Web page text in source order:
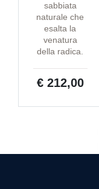
sabbiata
naturale che
esalta la
venatura
della radica.
€ 212,00